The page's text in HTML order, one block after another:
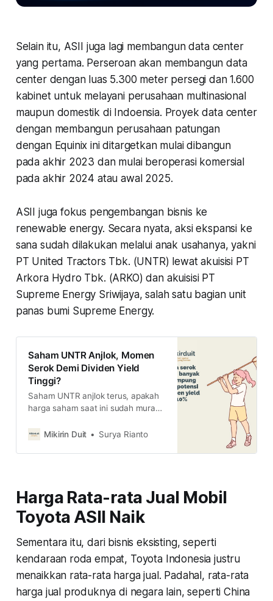
Selain itu, ASII juga lagi membangun data center
yang pertama. Perseroan akan membangun data
center dengan luas 5.300 meter persegi dan 1.600
kabinet untuk melayani perusahaan multinasional
maupun domestik di Indoensia. Proyek data center
dengan membangun perusahaan patungan
dengan Equinix ini ditargetkan mulai dibangun
pada akhir 2023 dan mulai beroperasi komersial
pada akhir 2024 atau awal 2025.
ASII juga fokus pengembangan bisnis ke
renewable energy. Secara nyata, aksi ekspansi ke
sana sudah dilakukan melalui anak usahanya, yakni
PT United Tractors Tbk. (UNTR) lewat akuisisi PT
Arkora Hydro Tbk. (ARKO) dan akuisisi PT
Supreme Energy Sriwijaya, salah satu bagian unit
panas bumi Supreme Energy.
Saham UNTR Anjlok, Momen
Serok Demi Dividen Yield
Tinggi?
Saham UNTR anjlok terus, apakah
harga saham saat ini sudah murah?
dapatkan dividen yield tinggi? baca
Mikirin Duit Surya Rianto
Harga Rata-rata Jual Mobil
Toyota ASII Naik
Sementara itu, dari bisnis eksisting, seperti
kendaraan roda empat, Toyota Indonesia justru
menaikkan rata-rata harga jual. Padahal, rata-rata
harga jual produknya di negara lain, seperti China